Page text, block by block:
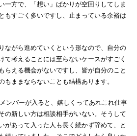
一方で、「想い」ばかりが空回りしてしま
もすごく多いですし、止まっている余裕は
ながら進めていくという形なので、自分の
て考えることには至らないケースがすごく
らえる機会がないですし、皆が自分のこと
もままならないことも結構あります。
ンバーが入ると、嬉しくってあれこれ仕事
の新しい方は相談相手がいない。そうして
があって入った人も長く続かず辞めて、と